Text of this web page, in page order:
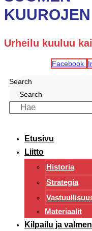
Urheilu kuuluu
Facebook
Search
Search
Etusivu
Liitto
Historia
Strategia
Materiaalit
Kilpailu ja